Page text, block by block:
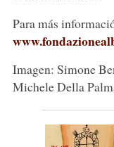
Para más
Imagen: Simone
Michele Della